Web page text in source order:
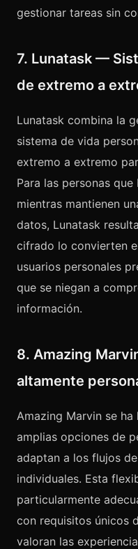
gestionar tareas sin
7. Lunatask —
de extremo a
Lunatask combina la
sistema de vida
extremo a extremo
Para las personas
mientras mantienen
datos, Lunatask
cifrado lo convierten
usuarios personales
que se niegan a
información.
8. Amazing
altamente
Amazing Marvin se
amplias opciones de
adaptan a los flujos
individuales. Esta
particularmente
con requisitos únicos
valoran las